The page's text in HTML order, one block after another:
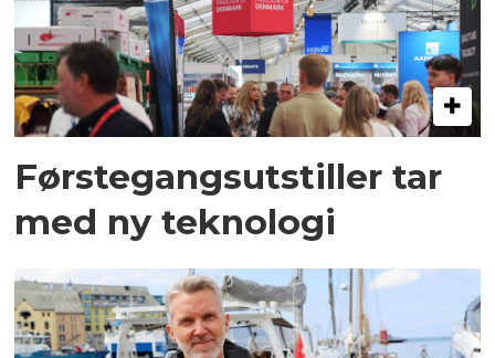
Førstegangsutstiller tar
med ny teknologi